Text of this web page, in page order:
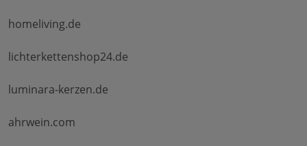
homeliving.de
lichterkettenshop24.de
luminara-kerzen.de
ahrwein.com